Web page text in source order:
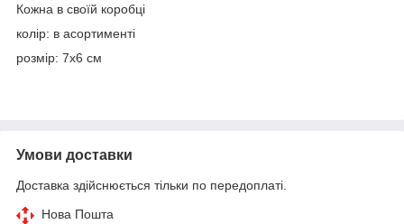
Кожна в своїй коробці
колір: в асортименті
розмір: 7х6 см
Умови доставки
Доставка здійснюється тільки по передоплаті.
Нова Пошта